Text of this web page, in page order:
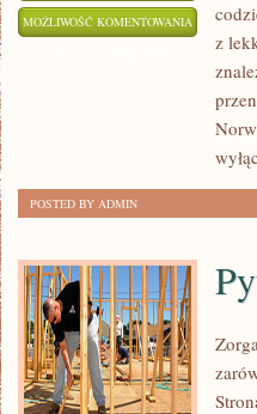
MOŻLIWOŚĆ KOMENTOWANIA MAKAU
z
POSTED BY ADMIN